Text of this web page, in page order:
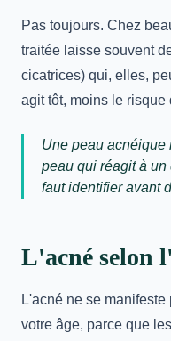
Pas toujours. Chez
traitée laisse souvent
cicatrices) qui, elles,
agit tôt, moins le
Une peau acnéique
peau qui réagit à
faut identifier avant
L'acné selon
L'acné ne se
votre âge, parce que